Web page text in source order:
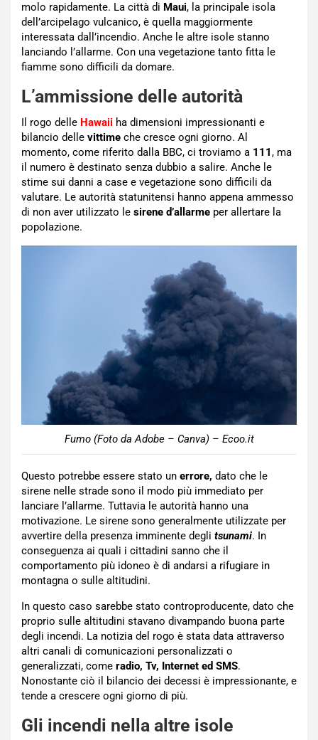
molo rapidamente. La città di Maui, la principale isola
dell’arcipelago vulcanico, è quella maggiormente
interessata dall’incendio. Anche le altre isole stanno
lanciando l’allarme. Con una vegetazione tanto fitta le
fiamme sono difficili da domare.
L’ammissione delle autorità
Il rogo delle Hawaii ha dimensioni impressionanti e
bilancio delle vittime che cresce ogni giorno. Al
momento, come riferito dalla BBC, ci troviamo a 111, ma
il numero è destinato senza dubbio a salire. Anche le
stime sui danni a case e vegetazione sono difficili da
valutare. Le autorità statunitensi hanno appena ammesso
di non aver utilizzato le sirene d’allarme per allertare la
popolazione.
Fumo (Foto da Adobe – Canva) – Ecoo.it
Questo potrebbe essere stato un errore, dato che le
sirene nelle strade sono il modo più immediato per
lanciare l’allarme. Tuttavia le autorità hanno una
motivazione. Le sirene sono generalmente utilizzate per
avvertire della presenza imminente degli tsunami. In
conseguenza ai quali i cittadini sanno che il
comportamento più idoneo è di andarsi a rifugiare in
montagna o sulle altitudini.
In questo caso sarebbe stato controproducente, dato che
proprio sulle altitudini stavano divampando buona parte
degli incendi. La notizia del rogo è stata data attraverso
altri canali di comunicazioni personalizzati o
generalizzati, come radio, Tv, Internet ed SMS.
Nonostante ciò il bilancio dei decessi è impressionante, e
tende a crescere ogni giorno di più.
Gli incendi nella altre isole